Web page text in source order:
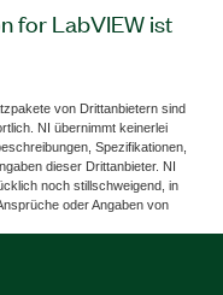
for LabVIEW ist
Bibliothek
TestResources-
herstellen und
Zusatzpaket
von Drittanbietern sind
NI übernimmt keinerlei
Spezifikationen,
dieser Drittanbieter. NI
noch stillschweigend, in
oder Angaben von